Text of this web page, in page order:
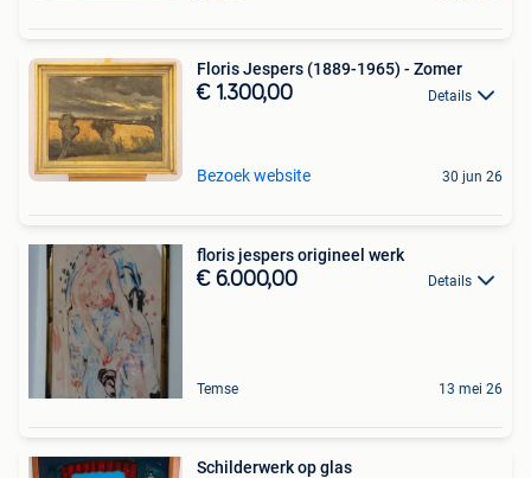
Floris Jespers (1889-1965) - Zomer
€ 1.300,00 Details
Bezoek website 30 jun 26
floris jespers origineel werk
€ 6.000,00 Details
Temse 13 mei 26
Schilderwerk op glas